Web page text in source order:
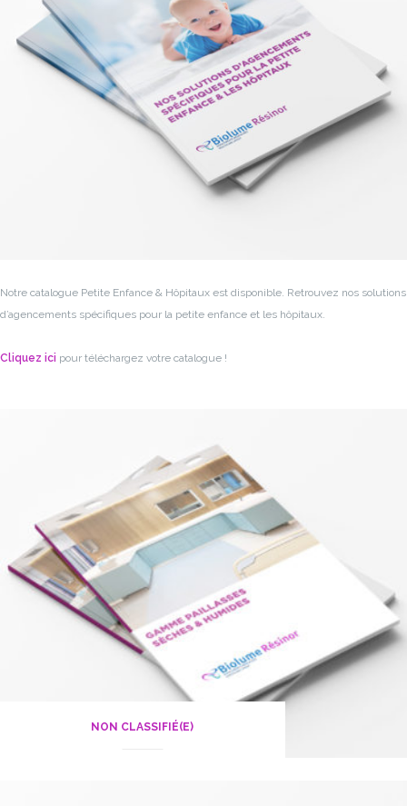
Notre catalogue Petite Enfance & Hôpitaux est disponible. Retrouvez nos solutions
d’agencements spécifiques pour la petite enfance et les hôpitaux.
Cliquez ici pour téléchargez votre catalogue !
NON CLASSIFIÉ(E)